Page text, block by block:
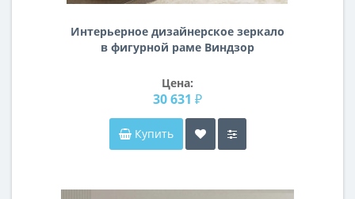
Интерьерное дизайнерское зеркало
в фигурной раме Виндзор
Цена:
30 631 ₽
Купить